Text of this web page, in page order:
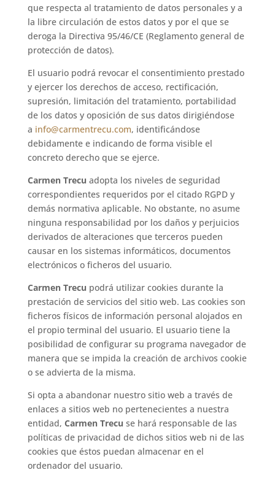
que respecta al tratamiento de datos personales y a
la libre circulación de estos datos y por el que se
deroga la Directiva 95/46/CE (Reglamento general de
protección de datos).
El usuario podrá revocar el consentimiento prestado
y ejercer los derechos de acceso, rectificación,
supresión, limitación del tratamiento, portabilidad
de los datos y oposición de sus datos dirigiéndose
a info@carmentrecu.com, identificándose
debidamente e indicando de forma visible el
concreto derecho que se ejerce.
Carmen Trecu adopta los niveles de seguridad
correspondientes requeridos por el citado RGPD y
demás normativa aplicable. No obstante, no asume
ninguna responsabilidad por los daños y perjuicios
derivados de alteraciones que terceros pueden
causar en los sistemas informáticos, documentos
electrónicos o ficheros del usuario.
Carmen Trecu podrá utilizar cookies durante la
prestación de servicios del sitio web. Las cookies son
ficheros físicos de información personal alojados en
el propio terminal del usuario. El usuario tiene la
posibilidad de configurar su programa navegador de
manera que se impida la creación de archivos cookie
o se advierta de la misma.
Si opta a abandonar nuestro sitio web a través de
enlaces a sitios web no pertenecientes a nuestra
entidad, Carmen Trecu se hará responsable de las
políticas de privacidad de dichos sitios web ni de las
cookies que éstos puedan almacenar en el
ordenador del usuario.